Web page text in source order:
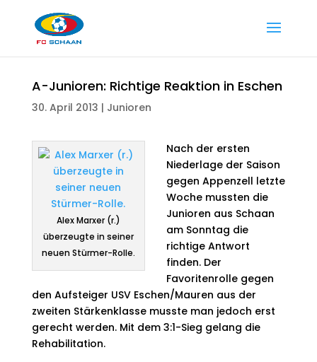
A-Junioren: Richtige Reaktion in Eschen
30. April 2013 | Junioren
Alex Marxer (r.)
überzeugte in seiner
neuen Stürmer-Rolle.
Nach der ersten
Niederlage der Saison
gegen Appenzell letzte
Woche mussten die
Junioren aus Schaan
am Sonntag die
richtige Antwort
finden. Der
Favoritenrolle gegen
den Aufsteiger USV Eschen/Mauren aus der
zweiten Stärkenklasse musste man jedoch erst
gerecht werden. Mit dem 3:1-Sieg gelang die
Rehabilitation.